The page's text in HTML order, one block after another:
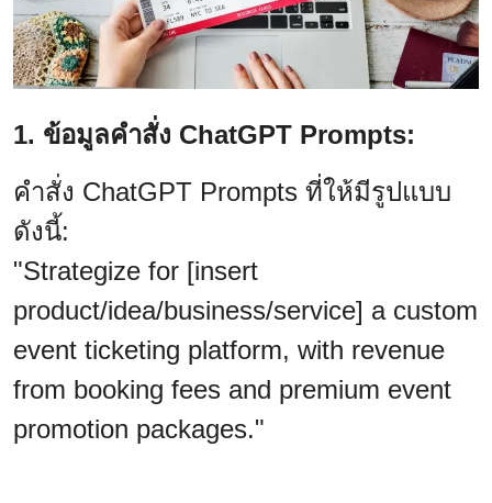
1. ข้อมูลคำสั่ง ChatGPT Prompts:
คำสั่ง ChatGPT Prompts ที่ให้มีรูปแบบ
ดังนี้:
"Strategize for [insert
product/idea/business/service] a custom
event ticketing platform, with revenue
from booking fees and premium event
promotion packages."